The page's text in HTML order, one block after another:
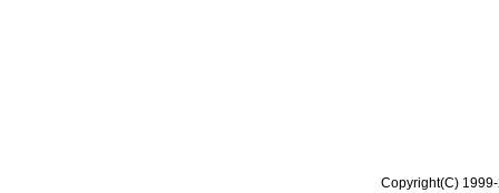
Copyright(C)